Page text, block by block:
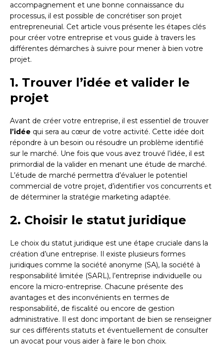
accompagnement et une bonne connaissance du
processus, il est possible de concrétiser son projet
entrepreneurial. Cet article vous présente les étapes clés
pour créer votre entreprise et vous guide à travers les
différentes démarches à suivre pour mener à bien votre
projet.
1. Trouver l’idée et valider le
projet
Avant de créer votre entreprise, il est essentiel de trouver
l’idée qui sera au cœur de votre activité. Cette idée doit
répondre à un besoin ou résoudre un problème identifié
sur le marché. Une fois que vous avez trouvé l’idée, il est
primordial de la valider en menant une étude de marché.
L’étude de marché permettra d’évaluer le potentiel
commercial de votre projet, d’identifier vos concurrents et
de déterminer la stratégie marketing adaptée.
2. Choisir le statut juridique
Le choix du statut juridique est une étape cruciale dans la
création d’une entreprise. Il existe plusieurs formes
juridiques comme la société anonyme (SA), la société à
responsabilité limitée (SARL), l’entreprise individuelle ou
encore la micro-entreprise. Chacune présente des
avantages et des inconvénients en termes de
responsabilité, de fiscalité ou encore de gestion
administrative. Il est donc important de bien se renseigner
sur ces différents statuts et éventuellement de consulter
un avocat pour vous aider à faire le bon choix.